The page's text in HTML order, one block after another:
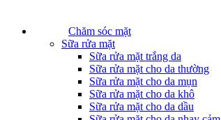
Chăm sóc mặt
Sữa rửa mặt
Sữa rửa mặt trắng da
Sữa rửa mặt cho da thường
Sữa rửa mặt cho da mụn
Sữa rửa mặt cho da khô
Sữa rửa mặt cho da dầu